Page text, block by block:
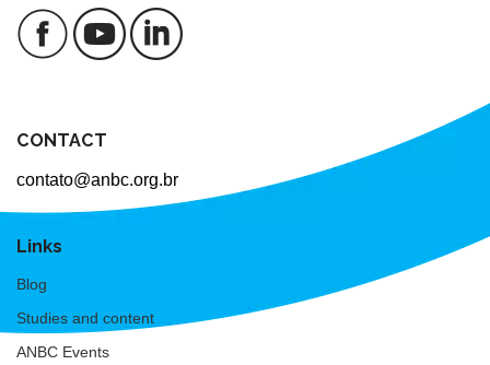
CONTACT
contato@anbc.org.br
Links
Blog
Studies and content
ANBC Events